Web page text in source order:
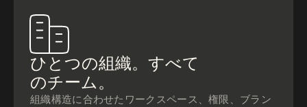
ひとつの組織。すべて
のチーム。
組織構造に合わせたワークスペース、権限、ブラン